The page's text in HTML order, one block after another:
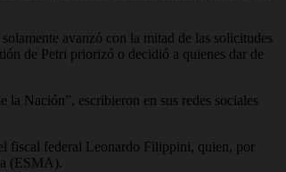
avanzó con la mitad de las solicitudes
de Petri priorizó o decidió a quienes dar de
Nación”, escribieron en sus redes sociales
fiscal federal Leonardo Filippini, quien, por
(ESMA).